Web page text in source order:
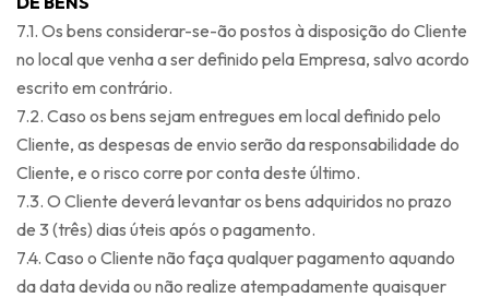
7.1. Os bens considerar-se-ão postos à disposição do Cliente
no local que venha a ser definido pela Empresa, salvo acordo
escrito em contrário.
7.2. Caso os bens sejam entregues em local definido pelo
Cliente, as despesas de envio serão da responsabilidade do
Cliente, e o risco corre por conta deste último.
7.3. O Cliente deverá levantar os bens adquiridos no prazo
de 3 (três) dias úteis após o pagamento.
7.4. Caso o Cliente não faça qualquer pagamento aquando
da data devida ou não realize atempadamente quaisquer